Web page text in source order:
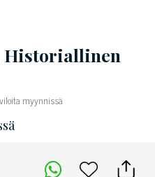
Historiallinen
myynnissä